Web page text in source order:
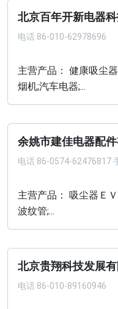
北京百年开新电器科
电话 86-010-62978696
主营产品： 健康吸尘
烟机;汽车电器;...
余姚市建佳电器配件
电话 86-0574-62476817
主营产品： 吸尘器Ｅ
波纹管;...
北京贵翔科技发展有
电话 86-010-89160946